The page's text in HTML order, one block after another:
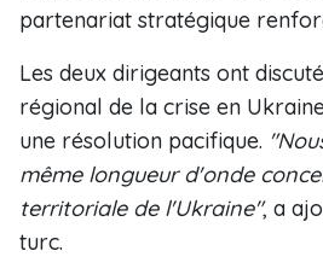
partenariat stratégique
Les deux dirigeants ont
régional de la crise en
une résolution pacifique.
même longueur d'onde
territoriale de l'Ukraine", a
turc.